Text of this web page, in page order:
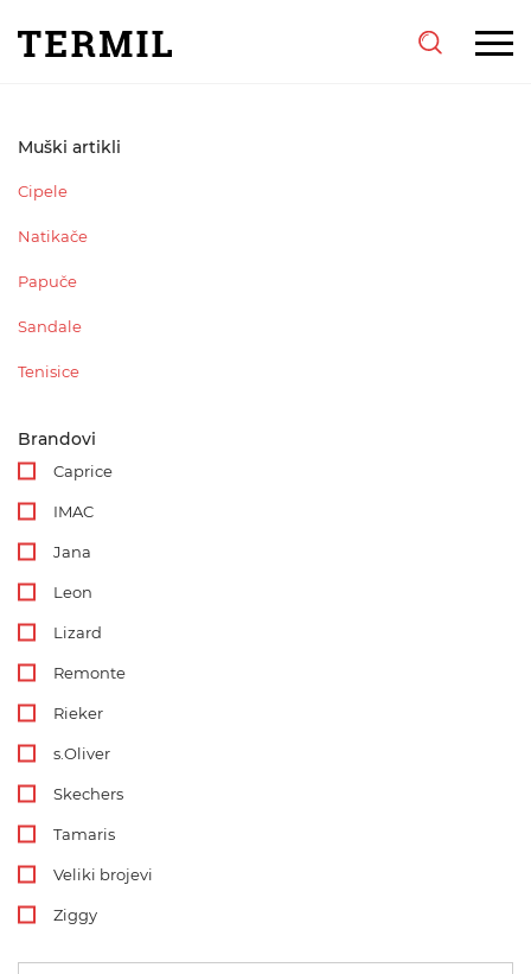
Muški artikli
Cipele
Natikače
Papuče
Sandale
Tenisice
Brandovi
Caprice
IMAC
Jana
Leon
Lizard
Remonte
Rieker
s.Oliver
Skechers
Tamaris
Veliki brojevi
Ziggy